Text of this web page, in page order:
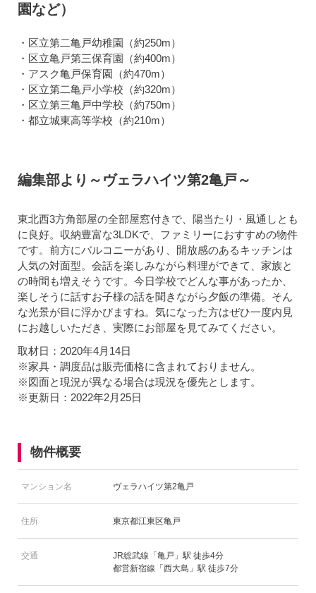
園など）
・区立第二亀戸幼稚園（約250m）
・区立亀戸第三保育園（約400m）
・アスク亀戸保育園（約470m）
・区立第二亀戸小学校（約320m）
・区立第三亀戸中学校（約750m）
・都立城東高等学校（約210m）
編集部より～ヴェラハイツ第2亀戸～
東北西3方角部屋の全部屋窓付きで、陽当たり・風通しとも
に良好。収納豊富な3LDKで、ファミリーにおすすめの物件
です。前方にバルコニーがあり、開放感のあるキッチンは
人気の対面型。会話を楽しみながら料理ができて、家族と
の時間も増えそうです。今日学校でどんな事があったか、
楽しそうに話すお子様の話を聞きながら夕飯の準備。そん
な光景が目に浮かびますね。気になった方はぜひ一度内見
にお越しいただき、実際にお部屋を見てみてください。
取材日：2020年4月14日
※家具・調度品は販売価格に含まれておりません。
※図面と現況が異なる場合は現況を優先とします。
※更新日：2022年2月25日
物件概要
マンション名 ヴェラハイツ第2亀戸
住所 東京都江東区亀戸
交通
JR総武線「亀戸」駅 徒歩4分
都営新宿線「西大島」駅 徒歩7分